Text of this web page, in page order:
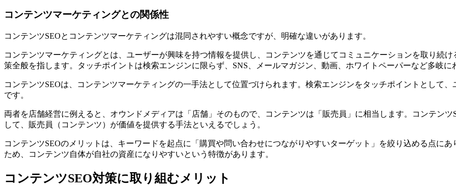
コンテンツマーケティングとの関係性
コンテンツSEOとコンテンツマーケティングは混同されやすい概念ですが、明確な違いがあります。
コンテンツマーケティングとは、ユーザーが興味を持つ情報を提供し、コンテンツを通じてコミュニケーションを取り続
策全般を指します。タッチポイントは検索エンジンに限らず、SNS、メールマガジン、動画、ホワイトペーパーなど多岐に
コンテンツSEOは、コンテンツマーケティングの一手法として位置づけられます。検索エンジンをタッチポイントとして
です。
両者を店舗経営に例えると、オウンドメディアは「店舗」そのもので、コンテンツは「販売員」に相当します。コンテン
して、販売員（コンテンツ）が価値を提供する手法といえるでしょう。
コンテンツSEOのメリットは、キーワードを起点に「購買や問い合わせにつながりやすいターゲット」を絞り込める点に
ため、コンテンツ自体が自社の資産になりやすいという特徴があります。
コンテンツSEO対策に取り組むメリット